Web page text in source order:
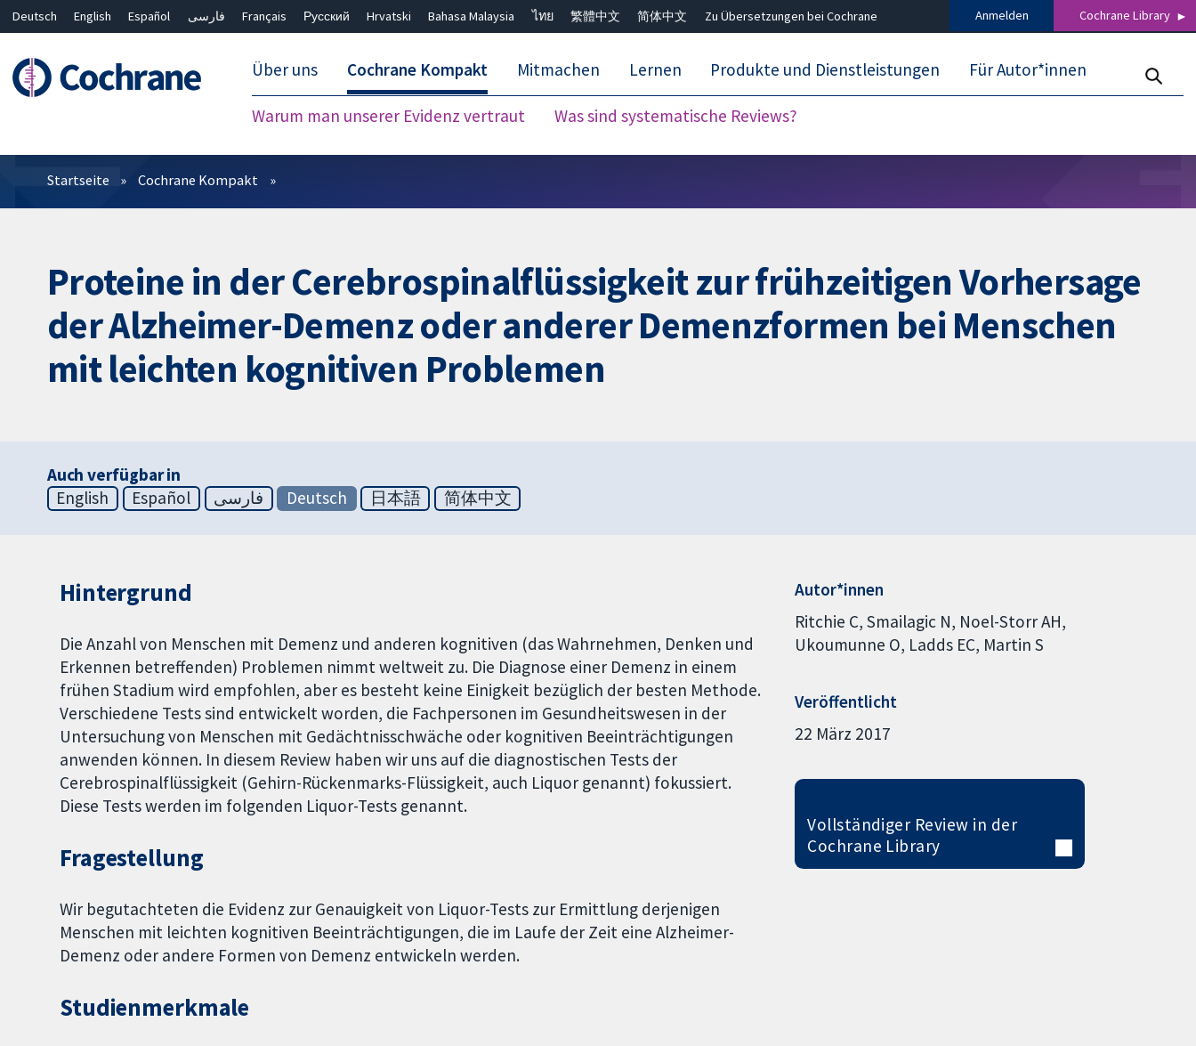
Deutsch English Español فارسی Français Русский Hrvatski Bahasa Malaysia ไทย 繁體中文 简体中文 Zu Übersetzungen bei Cochrane Anmelden Cochrane Library
Über uns Cochrane Kompakt
Warum man unserer Evidenz vertraut Was sind systematische Reviews?
Mitmachen Lernen Produkte und Dienstleistungen Für Autor*innen
Filter
Startseite Cochrane Kompakt
Proteine in der Cerebrospinalflüssigkeit zur frühzeitigen Vorhersage
der Alzheimer-Demenz oder anderer Demenzformen bei Menschen
mit leichten kognitiven Problemen
Auch verfügbar in
English
Español فارسی Deutsch 日本語 简体中文
Hintergrund
Die Anzahl von Menschen mit Demenz und anderen kognitiven (das Wahrnehmen, Denken und
Erkennen betreffenden) Problemen nimmt weltweit zu. Die Diagnose einer Demenz in einem
frühen Stadium wird empfohlen, aber es besteht keine Einigkeit bezüglich der besten Methode.
Verschiedene Tests sind entwickelt worden, die Fachpersonen im Gesundheitswesen in der
Untersuchung von Menschen mit Gedächtnisschwäche oder kognitiven Beeinträchtigungen
anwenden können. In diesem Review haben wir uns auf die diagnostischen Tests der
Cerebrospinalflüssigkeit (Gehirn-Rückenmarks-Flüssigkeit, auch Liquor genannt) fokussiert.
Diese Tests werden im folgenden Liquor-Tests genannt.
Fragestellung
Wir begutachteten die Evidenz zur Genauigkeit von Liquor-Tests zur Ermittlung derjenigen
Menschen mit leichten kognitiven Beeinträchtigungen, die im Laufe der Zeit eine Alzheimer-
Demenz oder andere Formen von Demenz entwickeln werden.
Studienmerkmale
Autor*innen
Ritchie C Smailagic N Noel-Storr AH
Ukoumunne O Ladds EC Martin S
Veröffentlicht
22 März 2017
Vollständiger Review in der
Cochrane Library